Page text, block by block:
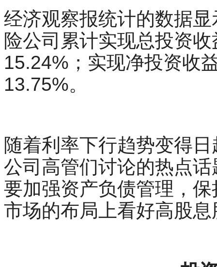
经济观察报统计的数据
险公司累计实现总投资
15.24%；实现净投资收
13.75%。
随着利率下行趋势变得
公司高管们讨论的热点
要加强资产负债管理，
市场的布局上看好高股息